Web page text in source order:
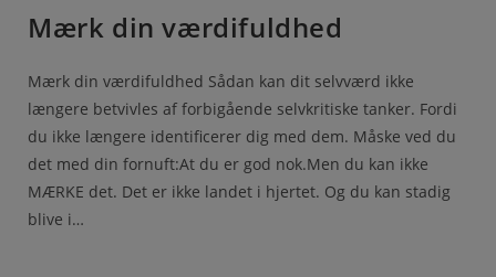
Mærk din værdifuldhed
Mærk din værdifuldhed Sådan kan dit selvværd ikke
længere betvivles af forbigående selvkritiske tanker. Fordi
du ikke længere identificerer dig med dem. Måske ved du
det med din fornuft:At du er god nok.Men du kan ikke
MÆRKE det. Det er ikke landet i hjertet. Og du kan stadig
blive i…